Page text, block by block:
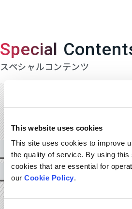
This website uses cookies
This site uses cookies to improve
the quality of service. By using
cookies that are essential for
our Cookie Policy.
Special
スペシャルコンテンツ